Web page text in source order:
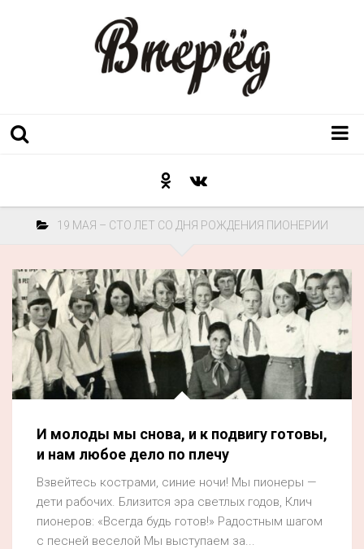
Послесловие к празднику
Неожиданный ракурс
Контакты
Люди родного края
Акция
Конкурс
Люди родного края
Национальные проекты
Память
19 МАЯ – СТО ЛЕТ СО ДНЯ РОЖДЕНИЯ ПИОНЕРИИ
И молоды мы снова, и к подвигу готовы,
и нам любое дело по плечу
Взвейтесь кострами, синие ночи! Мы пионеры —
дети рабочих. Близится эра светлых годов, Клич
пионеров: «Всегда будь готов!» Радостным шагом
с песней веселой Мы выступаем за...